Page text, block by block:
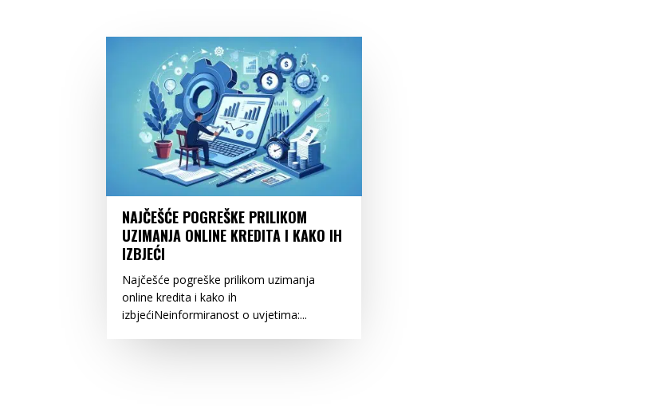
NAJČEŠĆE POGREŠKE PRILIKOM
UZIMANJA ONLINE KREDITA I KAKO IH
IZBJEĆI
Najčešće pogreške prilikom uzimanja
online kredita i kako ih
izbjećiNeinformiranost o uvjetima:...